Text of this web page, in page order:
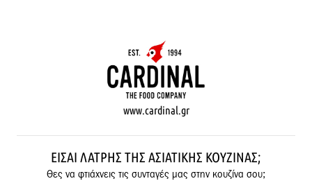
www.cardinal.gr
ΕΊΣΑΙ ΛΆΤΡΗΣ ΤΗΣ ΑΣΙΑΤΙΚΉΣ ΚΟΥΖΊΝΑΣ;
Θες να φτιάχνεις τις συνταγές μας στην κουζίνα σου;